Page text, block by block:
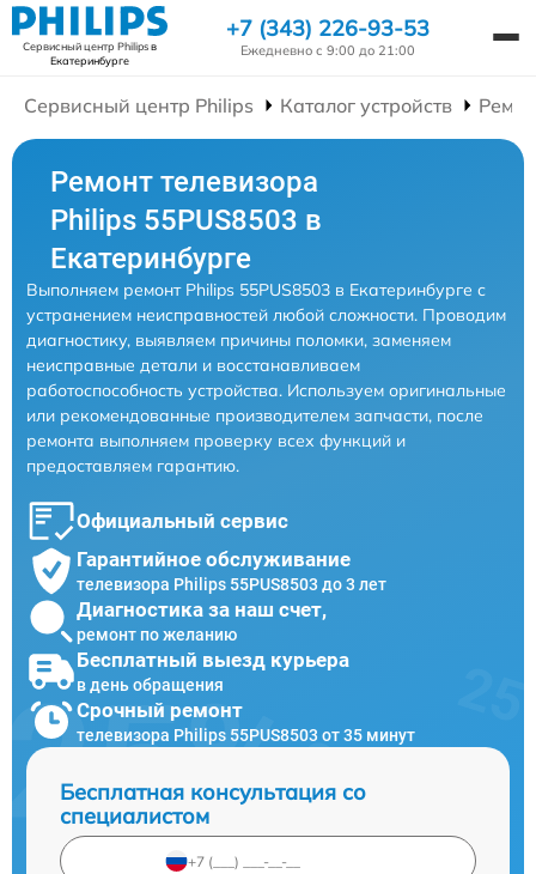
Сервисный центр Philipsв
Екатеринбурге
+7 (343) 226-93-53
Ежедневно с 9:00 до 21:00
Сервисный центр Philips Каталог устройств
Ремонт телевизора
Philips 55PUS8503 в
Екатеринбурге
Выполняем ремонт Philips 55PUS8503 в Екатеринбурге с
устранением неисправностей любой сложности. Проводим
диагностику, выявляем причины поломки, заменяем
неисправные детали и восстанавливаем
работоспособность устройства. Используем оригинальные
или рекомендованные производителем запчасти, после
ремонта выполняем проверку всех функций и
предоставляем гарантию.
Официальный сервис
Гарантийное обслуживание
телевизора Philips 55PUS8503 до 3 лет
Диагностика за наш счет,
ремонт по желанию
Бесплатный выезд курьера
в день обращения
Срочный ремонт
телевизора Philips 55PUS8503 от 35 минут
Бесплатная консультация со
специалистом